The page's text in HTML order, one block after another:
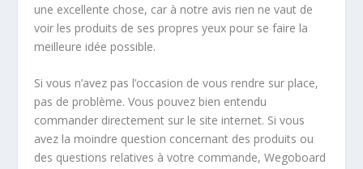
une excellente chose, car à notre avis rien ne vaut de
voir les produits de ses propres yeux pour se faire la
meilleure idée possible.
Si vous n’avez pas l’occasion de vous rendre sur place,
pas de problème. Vous pouvez bien entendu
commander directement sur le site internet. Si vous
avez la moindre question concernant des produits ou
des questions relatives à votre commande, Wegoboard